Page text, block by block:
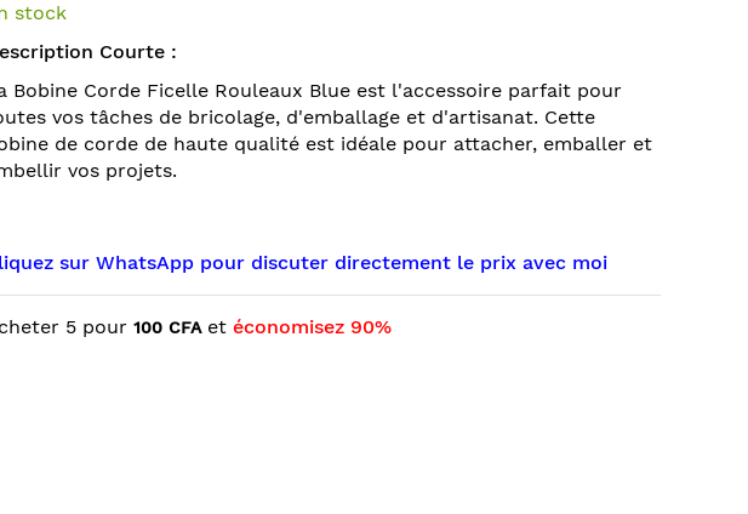
stock
Courte :
Bobine Corde Ficelle Rouleaux Blue est l'accessoire parfait pour
vos tâches de bricolage, d'emballage et d'artisanat. Cette
de corde de haute qualité est idéale pour attacher, emballer et
vos projets.
sur WhatsApp pour discuter directement le prix avec moi
5 pour 100 CFAet économisez 90%